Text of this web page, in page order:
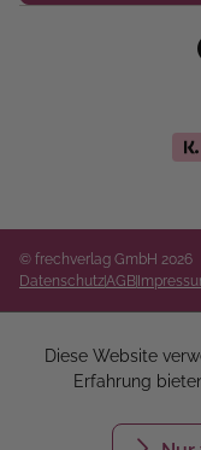
© frechverlag GmbH 2026
DatenschutzAGB
Diese Website
Erfahrung